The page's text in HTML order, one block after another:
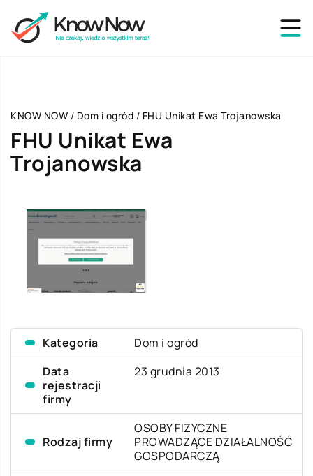
KNOW NOW / Dom i ogród / FHU Unikat Ewa Trojanowska
FHU Unikat Ewa
Trojanowska
Kategoria
Dom i ogród
Data
rejestracji
firmy
23 grudnia 2013
Rodzaj firmy
OSOBY FIZYCZNE
PROWADZĄCE DZIAŁALNOŚĆ
GOSPODARCZĄ